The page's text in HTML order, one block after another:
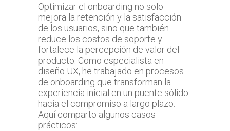
Optimizar el onboarding no solo
mejora la retención y la satisfacción
de los usuarios, sino que también
reduce los costos de soporte y
fortalece la percepción de valor del
producto. Como especialista en
diseño UX, he trabajado en procesos
de onboarding que transforman la
experiencia inicial en un puente sólido
hacia el compromiso a largo plazo.
Aquí comparto algunos casos
prácticos: